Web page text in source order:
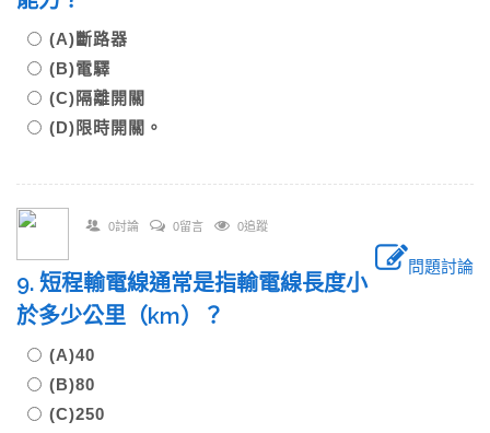
(A)斷路器
(B)電驛
(C)隔離開關
(D)限時開關。
0討論 0留言 0追蹤
問題討論
9. 短程輸電線通常是指輸電線長度小
於多少公里（km）？
(A)40
(B)80
(C)250